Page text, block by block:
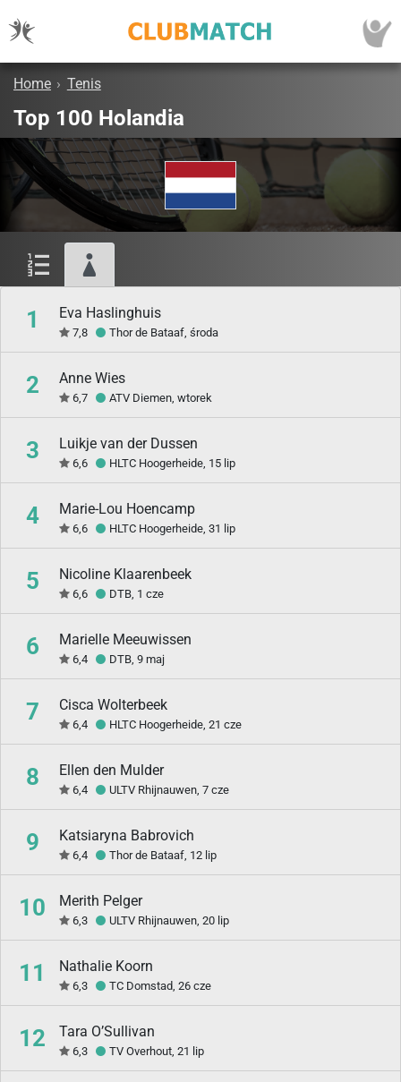
Home › Tenis
Top 100 Holandia
1 Eva Haslinghuis
7,8 Thor de Bataaf, środa
2 Anne Wies
6,7 ATV Diemen, wtorek
3 Luikje van der Dussen
6,6 HLTC Hoogerheide, 15 lip
4 Marie-Lou Hoencamp
6,6 HLTC Hoogerheide, 31 lip
5 Nicoline Klaarenbeek
6,6 DTB, 1 cze
6 Marielle Meeuwissen
6,4 DTB, 9 maj
7 Cisca Wolterbeek
6,4 HLTC Hoogerheide, 21 cze
8 Ellen den Mulder
6,4 ULTV Rhijnauwen, 7 cze
9 Katsiaryna Babrovich
6,4 Thor de Bataaf, 12 lip
10 Merith Pelger
6,3 ULTV Rhijnauwen, 20 lip
11 Nathalie Koorn
6,3 TC Domstad, 26 cze
12 Tara O’Sullivan
6,3 TV Overhout, 21 lip